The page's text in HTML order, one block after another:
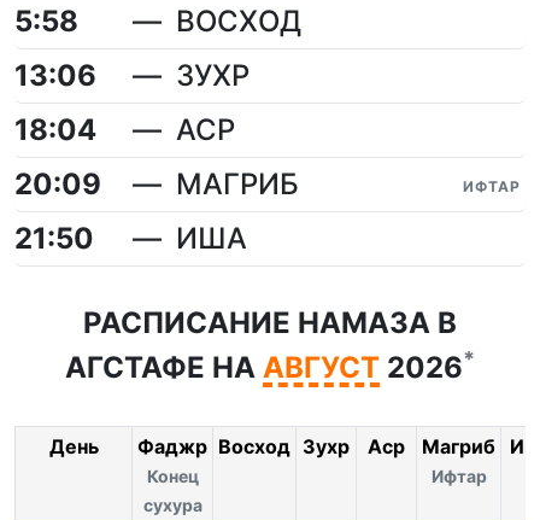
5:58
ВОСХОД
13:06
ЗУХР
18:04
АСР
20:09
МАГРИБ ИФТАР
21:50 ИША
РАСПИСАНИЕ НАМАЗА В
АГСТАФЕ НА АВГУСТ 2026*
День Фаджр
Конец
сухура
Восход Зухр Аср Магриб
Ифтар